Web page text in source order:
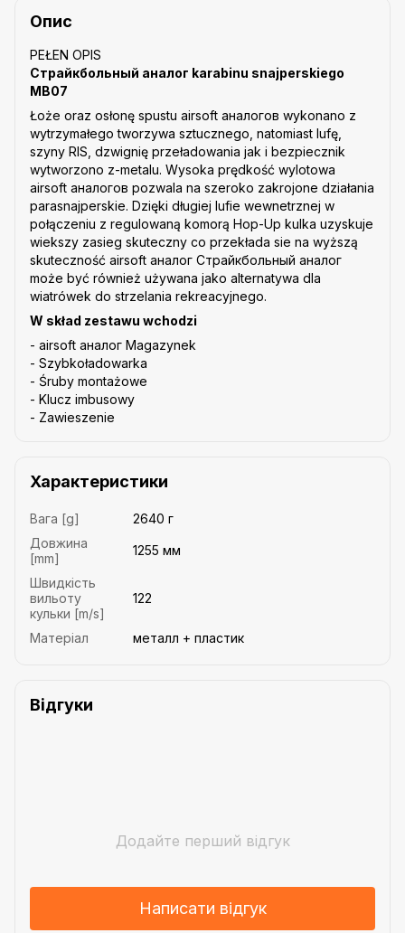
Опис
PEŁEN OPIS
Страйкбольный аналог karabinu snajperskiego
MB07
Łoże oraz osłonę spustu airsoft аналогов wykonano z
wytrzymałego tworzywa sztucznego, natomiast lufę,
szyny RIS, dzwignię przeładowania jak i bezpiecznik
wytworzono z-metalu. Wysoka prędkość wylotowa
airsoft аналогов pozwala na szeroko zakrojone działania
parasnajperskie. Dzięki długiej lufie wewnetrznej w
połączeniu z regulowaną komorą Hop-Up kulka uzyskuje
wiekszy zasieg skuteczny co przekłada sie na wyższą
skuteczność airsoft аналог Страйкбольный аналог
może być również używana jako alternatywa dla
wiatrówek do strzelania rekreacyjnego.
W skład zestawu wchodzi
- airsoft аналог Magazynek
- Szybkoładowarka
- Śruby montażowe
- Klucz imbusowy
- Zawieszenie
Характеристики
Вага [g]
2640 г
Довжина
[mm]
1255 мм
Швидкість
вильоту
кульки [m/s]
122
Матеріал металл + пластик
Відгуки
Додайте перший відгук
Написати відгук